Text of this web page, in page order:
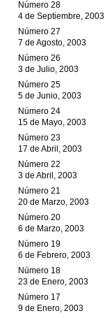
Número 28
4 de Septiembre, 2003
Número 27
7 de Agosto, 2003
Número 26
3 de Julio, 2003
Número 25
5 de Junio, 2003
Número 24
15 de Mayo, 2003
Número 23
17 de Abril, 2003
Número 22
3 de Abril, 2003
Número 21
20 de Marzo, 2003
Número 20
6 de Marzo, 2003
Número 19
6 de Febrero, 2003
Número 18
23 de Enero, 2003
Número 17
9 de Enero, 2003